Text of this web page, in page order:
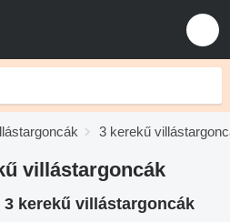
3 kerekű
villástargoncák
kerekű villástargoncák